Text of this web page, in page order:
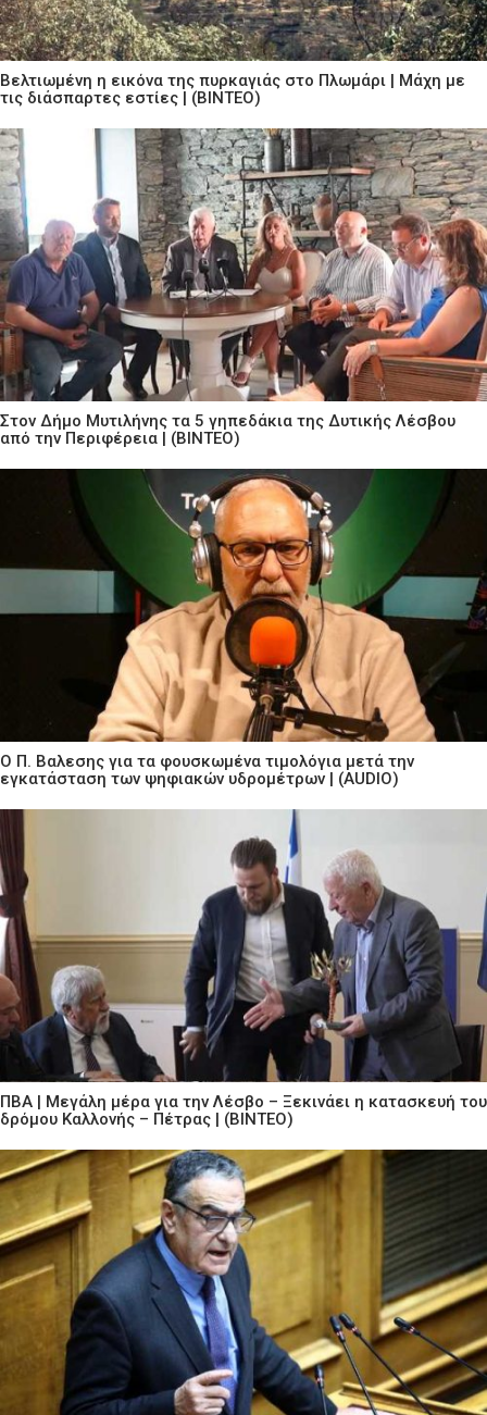
Βελτιωμένη η εικόνα της πυρκαγιάς στο Πλωμάρι | Μάχη με
τις διάσπαρτες εστίες | (ΒΙΝΤΕΟ)
Στον Δήμο Μυτιλήνης τα 5 γηπεδάκια της Δυτικής Λέσβου
από την Περιφέρεια | (ΒΙΝΤΕΟ)
Ο Π. Βαλεσης για τα φουσκωμένα τιμολόγια μετά την
εγκατάσταση των ψηφιακών υδρομέτρων | (AUDIO)
ΠΒΑ | Μεγάλη μέρα για την Λέσβο – Ξεκινάει η κατασκευή του
δρόμου Καλλονής – Πέτρας | (ΒΙΝΤΕΟ)